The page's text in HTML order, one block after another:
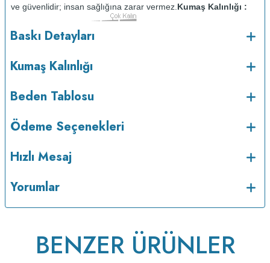
ve güvenlidir; insan sağlığına zarar vermez. Kumaş Kalınlığı :
maksimum 30 oC de ve tersten yıkanır.
ütülenir.
Baskı Detayları
Kumaş Kalınlığı
Beden Tablosu
Ödeme Seçenekleri
Hızlı Mesaj
Yorumlar
BENZER ÜRÜNLER